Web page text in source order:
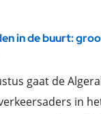
in de buurt:
gaat de
in